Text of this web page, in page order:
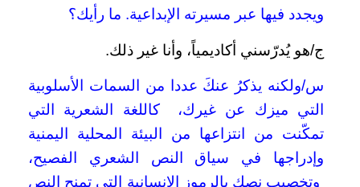
ويجدد فيها عبر مسيرته الإبداعية. ما رأيك؟
ج/هو يُدرّسني أكاديمياً، وأنا غير ذلك.
س/ولكنه يذكرُ عنكَ عددا من السمات الأسلوبية
التي ميزك عن غيرك، كاللغة الشعرية التي
تمكّنت من انتزاعها من البيئة المحلية اليمنية
وإدراجها في سياق النص الشعري الفصيح،
وتخصيب نصك بالرموز الإنسانية التي تمنح النص